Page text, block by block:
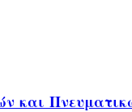
και